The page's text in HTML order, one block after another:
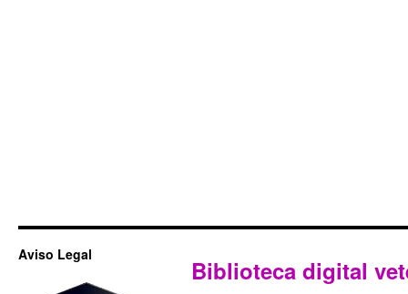
Aviso Legal
Biblioteca digital